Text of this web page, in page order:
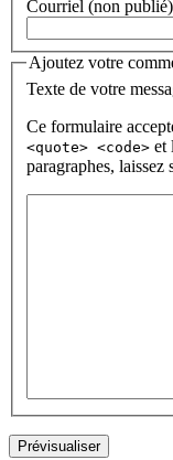
Courriel (non publié)
Ajoutez votre
Texte de votre
Ce formulaire
<quote> <code> et
paragraphes, laissez